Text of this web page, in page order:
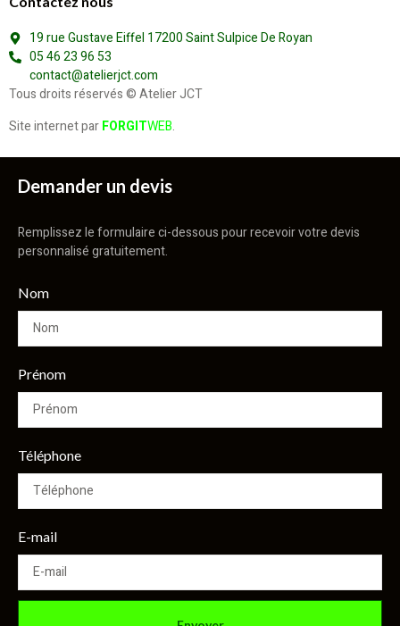
19 rue Gustave Eiffel 17200 Saint Sulpice De Royan
05 46 23 96 53
contact@atelierjct.com
Tous droits réservés © Atelier JCT
Site internet parFORGITWEB.
Demander un devis
Remplissez le formulaire ci-dessous pour recevoir votre devis
personnalisé gratuitement.
Nom
Prénom
Téléphone
E-mail